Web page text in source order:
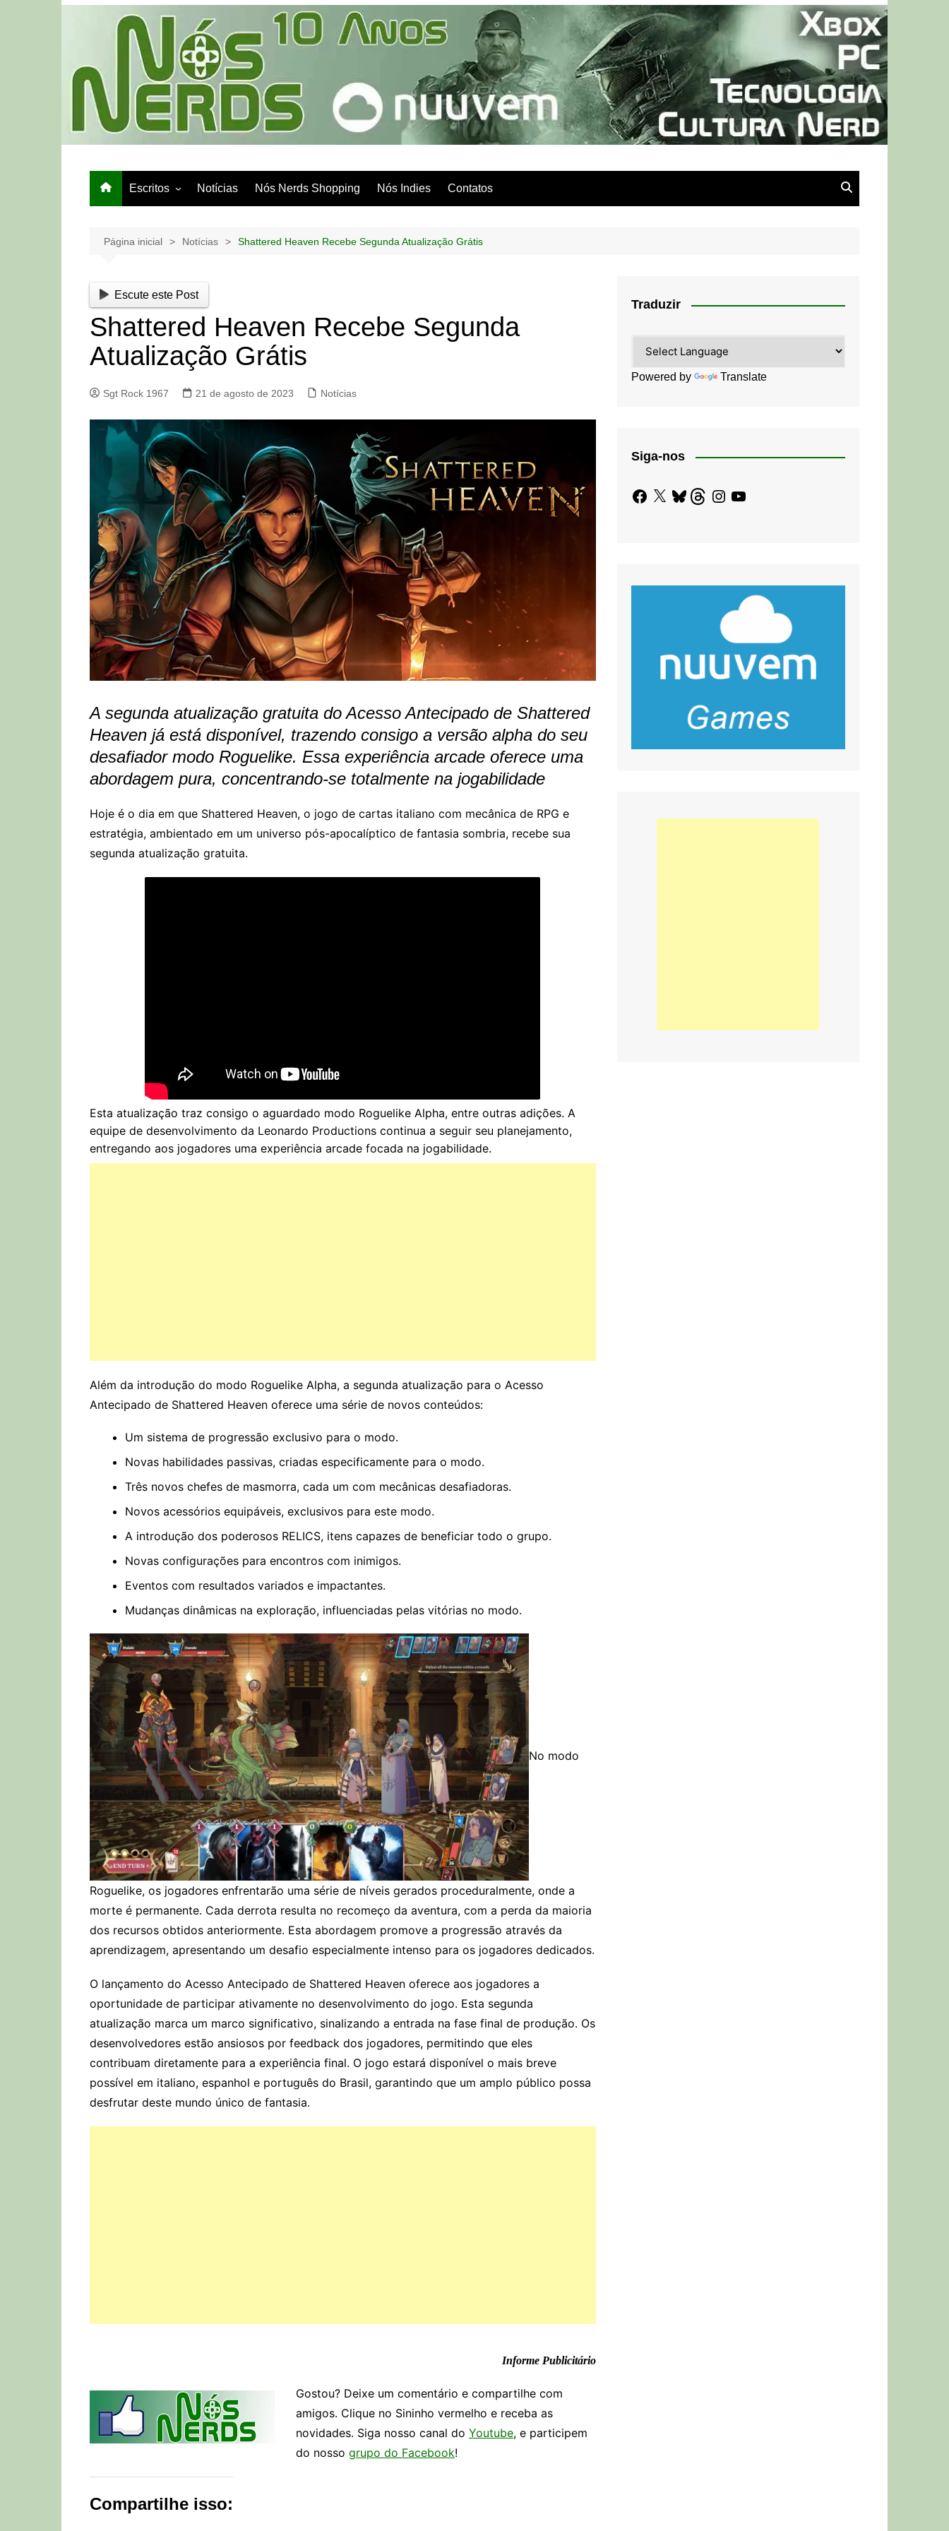
Escritos
Papo de Bar
Notícias Nós Nerds Shopping Nós Indies Contatos
Página inicial Notícias Shattered Heaven Recebe Segunda Atualização Grátis
Escute este Post
Shattered Heaven Recebe Segunda
Atualização Grátis
Sgt Rock 1967 21 de agosto de 2023 Notícias
A segunda atualização gratuita do Acesso Antecipado de Shattered
Heaven já está disponível, trazendo consigo a versão alpha do seu
desafiador modo Roguelike. Essa experiência arcade oferece uma
abordagem pura, concentrando-se totalmente na jogabilidade
Hoje é o dia em que Shattered Heaven, o jogo de cartas italiano com mecânica de RPG e
estratégia, ambientado em um universo pós-apocalíptico de fantasia sombria, recebe sua
segunda atualização gratuita.
Esta atualização traz consigo o aguardado modo Roguelike Alpha, entre outras adições. A
equipe de desenvolvimento da Leonardo Productions continua a seguir seu planejamento,
entregando aos jogadores uma experiência arcade focada na jogabilidade.
Além da introdução do modo Roguelike Alpha, a segunda atualização para o Acesso
Antecipado de Shattered Heaven oferece uma série de novos conteúdos:
Um sistema de progressão exclusivo para o modo.
Novas habilidades passivas, criadas especificamente para o modo.
Três novos chefes de masmorra, cada um com mecânicas desafiadoras.
Novos acessórios equipáveis, exclusivos para este modo.
A introdução dos poderosos RELICS, itens capazes de beneficiar todo o grupo.
Novas configurações para encontros com inimigos.
Eventos com resultados variados e impactantes.
Mudanças dinâmicas na exploração, influenciadas pelas vitórias no modo.
No modo
Roguelike, os jogadores enfrentarão uma série de níveis gerados proceduralmente, onde a
morte é permanente. Cada derrota resulta no recomeço da aventura, com a perda da maioria
dos recursos obtidos anteriormente. Esta abordagem promove a progressão através da
aprendizagem, apresentando um desafio especialmente intenso para os jogadores dedicados.
O lançamento do Acesso Antecipado de Shattered Heaven oferece aos jogadores a
oportunidade de participar ativamente no desenvolvimento do jogo. Esta segunda
atualização marca um marco significativo, sinalizando a entrada na fase final de produção. Os
desenvolvedores estão ansiosos por feedback dos jogadores, permitindo que eles
contribuam diretamente para a experiência final. O jogo estará disponível o mais breve
possível em italiano, espanhol e português do Brasil, garantindo que um amplo público possa
desfrutar deste mundo único de fantasia.
Informe Publicitário
Gostou? Deixe um comentário e compartilhe com
amigos. Clique no Sininho vermelho e receba as
novidades. Siga nosso canal do Youtube, e participem
do nosso grupo do Facebook!
Compartilhe isso:
Traduzir
Powered by Translate
Siga-nos
Facebook
X BlueskyThreadsInstagram
YouTube